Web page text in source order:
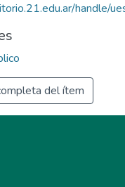
handle/
del ítem